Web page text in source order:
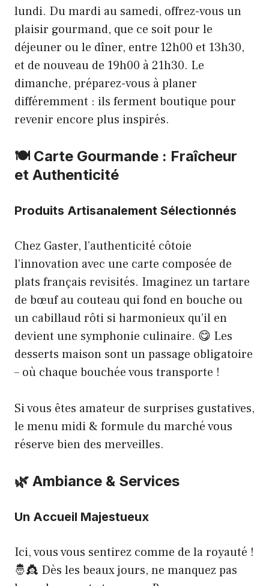
lundi. Du mardi au samedi, offrez-vous un
plaisir gourmand, que ce soit pour le
déjeuner ou le dîner, entre 12h00 et 13h30,
et de nouveau de 19h00 à 21h30. Le
dimanche, préparez-vous à planer
différemment : ils ferment boutique pour
revenir encore plus inspirés.
🍽️ Carte Gourmande : Fraîcheur
et Authenticité
Produits Artisanalement Sélectionnés
Chez Gaster, l’authenticité côtoie
l’innovation avec une carte composée de
plats français revisités. Imaginez un tartare
de bœuf au couteau qui fond en bouche ou
un cabillaud rôti si harmonieux qu’il en
devient une symphonie culinaire. 😋 Les
desserts maison sont un passage obligatoire
– où chaque bouchée vous transporte !
Si vous êtes amateur de surprises gustatives,
le menu midi & formule du marchévous
réserve bien des merveilles.
🌿 Ambiance & Services
Un Accueil Majestueux
Ici, vous vous sentirez comme de la royauté !
🤴👸 Dès les beaux jours, ne manquez pas